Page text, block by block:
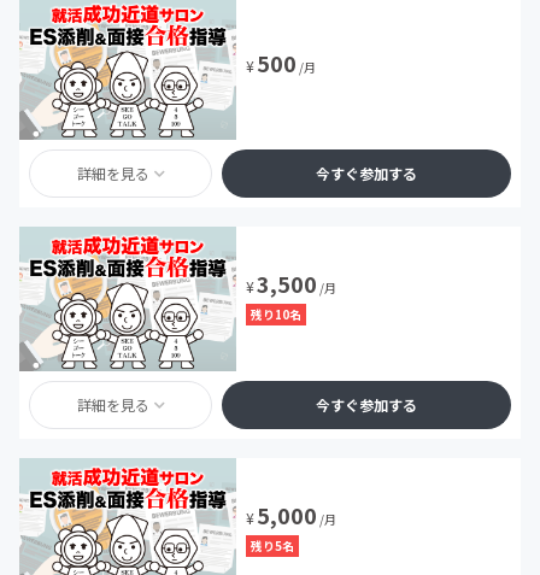
¥500 /月
詳細を見る 今すぐ参加する
¥3,500 /月
残り10名
詳細を見る 今すぐ参加する
¥5,000 /月
残り5名